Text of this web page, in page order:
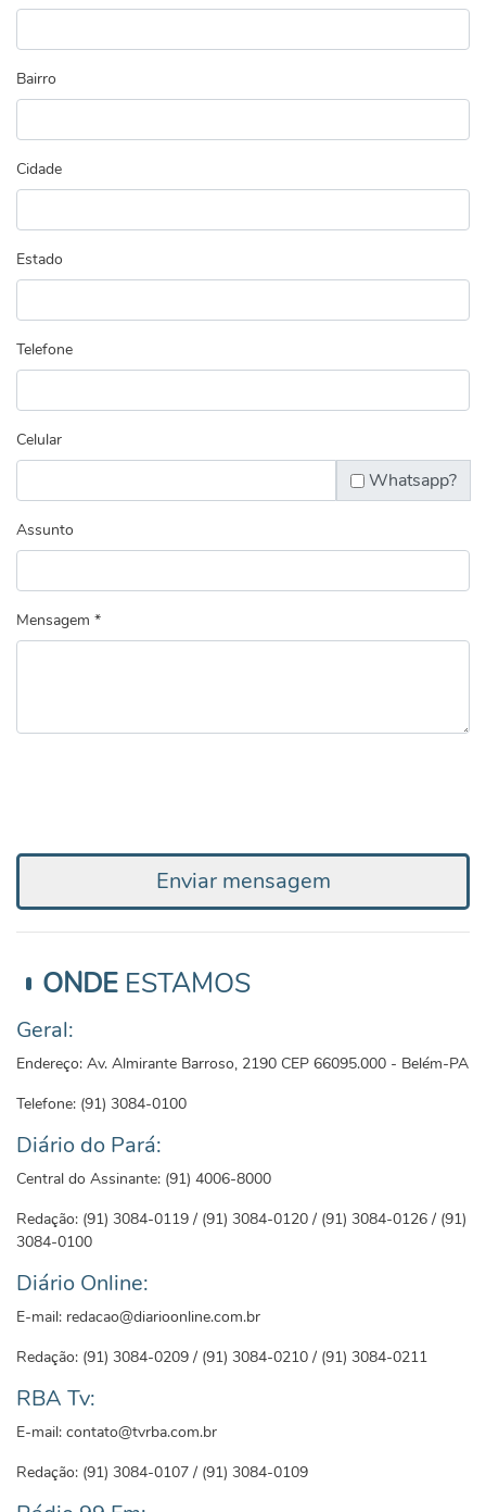
Bairro
Cidade
Estado
Telefone
Celular
Whatsapp?
Assunto
Mensagem *
Enviar mensagem
ONDE ESTAMOS
Geral:
Endereço: Av. Almirante Barroso, 2190 CEP 66095.000 - Belém-PA
Telefone: (91) 3084-0100
Diário do Pará:
Central do Assinante: (91) 4006-8000
Redação: (91) 3084-0119 / (91) 3084-0120 / (91) 3084-0126 / (91)
3084-0100
Diário Online:
E-mail: redacao@diarioonline.com.br
Redação: (91) 3084-0209 / (91) 3084-0210 / (91) 3084-0211
RBA Tv:
E-mail: contato@tvrba.com.br
Redação: (91) 3084-0107 / (91) 3084-0109